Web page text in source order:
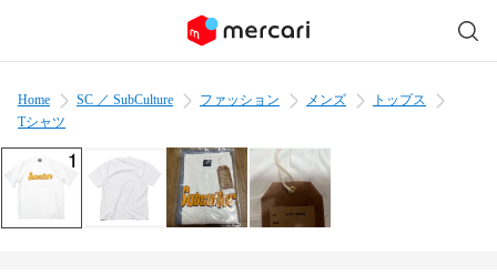
Home SC ／ SubCulture ファッション メンズ
トップス
Tシャツ